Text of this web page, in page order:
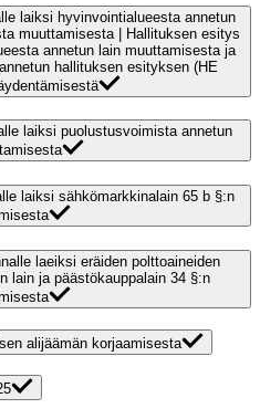
laiksi hyvinvointialueesta annetun
| Hallituksen esitys
annetun lain muuttamisesta ja
hallituksen esityksen (HE
laiksi puolustusvoimista annetun
laiksi sähkömarkkinalain 65 b §:n
laeiksi eräiden polttoaineiden
lain ja päästökauppalain 34 §:n
alijäämän korjaamisesta